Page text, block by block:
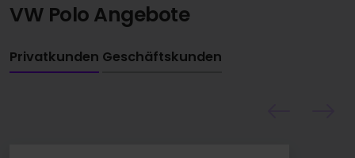
VW Polo Angebote
Privatkunden Geschäftskunden